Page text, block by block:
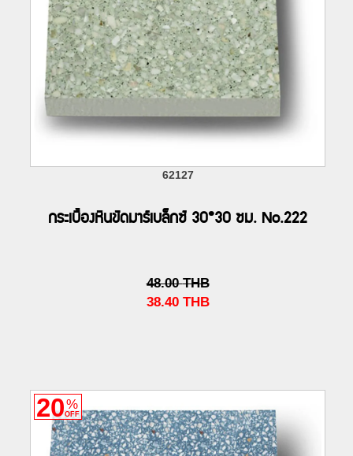
62127
กระเบื้องหินขัดมาร์เบล็กซ์ 30*30 ซม. No.222
48.00 THB
38.40 THB
20%
OFF